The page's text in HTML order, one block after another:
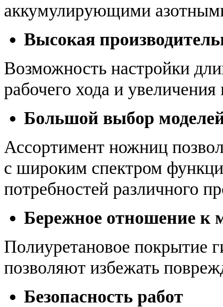
аккумулирующими
Высокая
Возможность настройки
рабочего хода и
Большой выбор
Ассортимент ножниц
с широким спектром
потребностей различного
Бережное отношение к
Полиуретановое покрытие
позволяют избежать
Безопасность работ